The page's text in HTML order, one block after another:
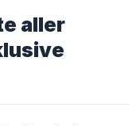
aller